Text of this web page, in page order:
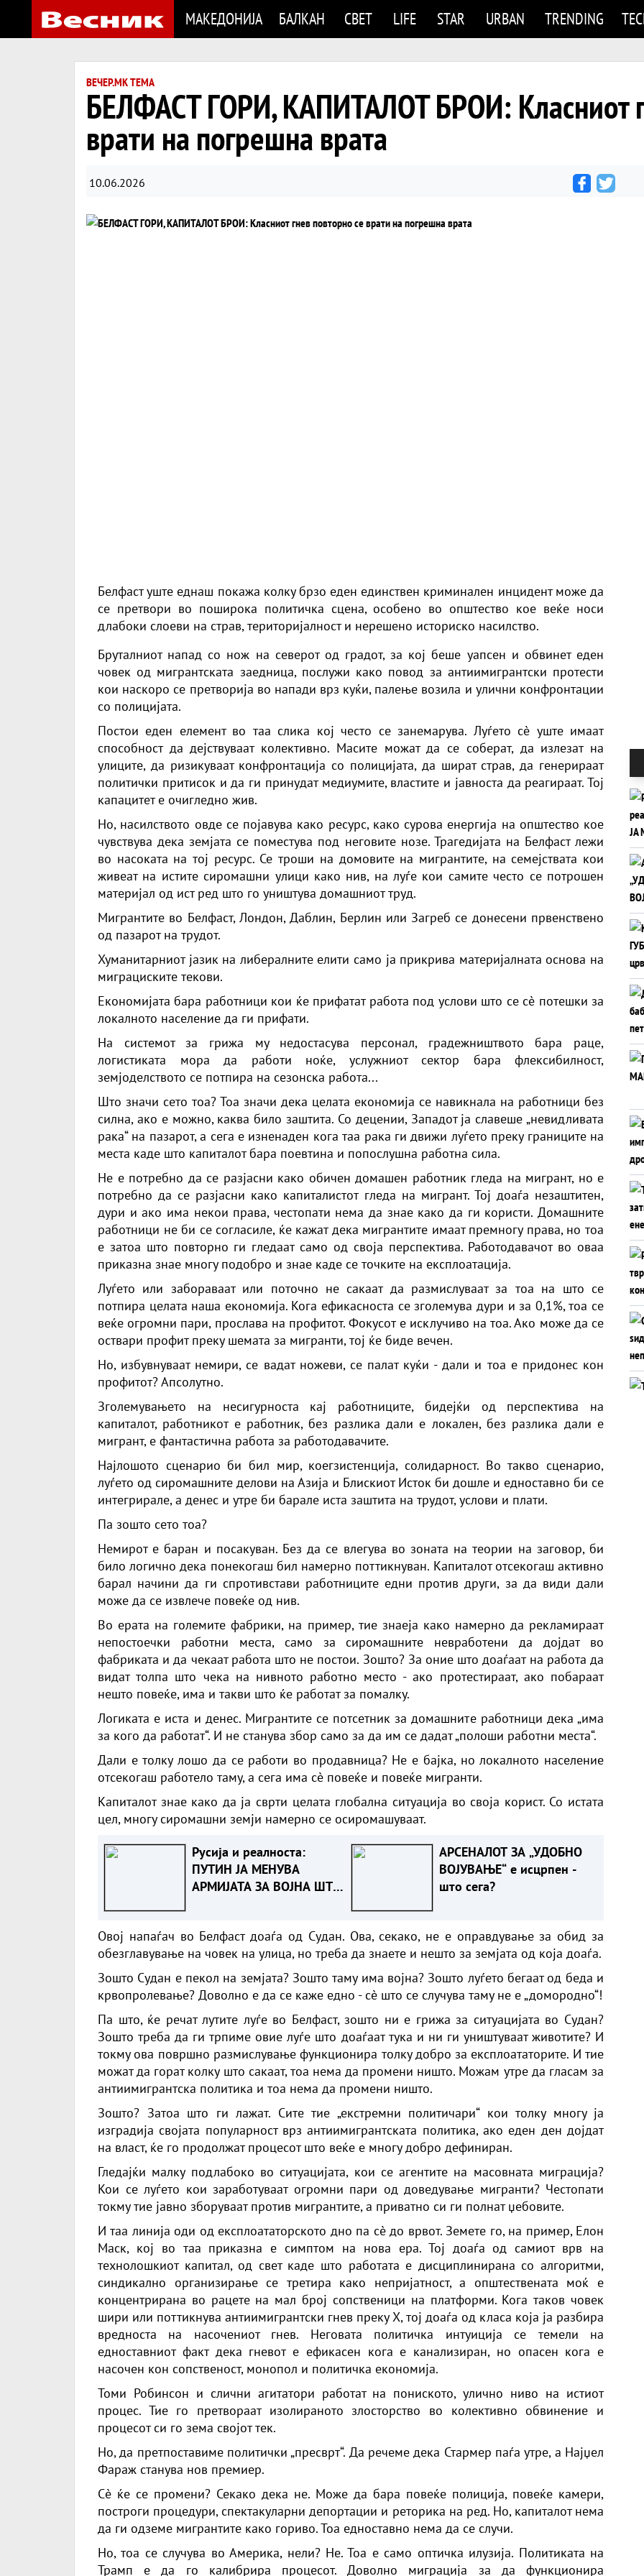
МАКЕДОНИЈА БАЛКАН СВЕТ LIFE STAR URBAN TRENDING
ВЕЧЕР.МК ТЕМА
БЕЛФАСТ ГОРИ, КАПИТАЛОТ БРОИ: Класниот
врати на погрешна врата
10.06.2026
Белфаст уште еднаш покажа колку брзо еден единствен криминален инцидент може да
се претвори во поширока политичка сцена, особено во општество кое веќе носи
длабоки слоеви на страв, територијалност и нерешено историско насилство.
Бруталниот напад со нож на северот од градот, за кој беше уапсен и обвинет еден
човек од мигрантската заедница, послужи како повод за антиимигрантски протести
кои наскоро се претворија во напади врз куќи, палење возила и улични конфронтации
со полицијата.
Постои еден елемент во таа слика кој често се занемарува. Луѓето сè уште имаат
способност да дејствуваат колективно. Масите можат да се соберат, да излезат на
улиците, да ризикуваат конфронтација со полицијата, да шират страв, да генерираат
политички притисок и да ги принудат медиумите, властите и јавноста да реагираат. Тој
капацитет е очигледно жив.
Но, насилството овде се појавува како ресурс, како сурова енергија на општество кое
чувствува дека земјата се поместува под неговите нозе. Трагедијата на Белфаст лежи
во насоката на тој ресурс. Се троши на домовите на мигрантите, на семејствата кои
живеат на истите сиромашни улици како нив, на луѓе кои самите често се потрошен
материјал од ист ред што го уништува домашниот труд.
Мигрантите во Белфаст, Лондон, Даблин, Берлин или Загреб се донесени првенствено
од пазарот на трудот.
Хуманитарниот јазик на либералните елити само ја прикрива материјалната основа на
миграциските текови.
Економијата бара работници кои ќе прифатат работа под услови што се сè потешки за
локалното население да ги прифати.
На системот за грижа му недостасува персонал, градежништвото бара раце,
логистиката мора да работи ноќе, услужниот сектор бара флексибилност,
земјоделството се потпира на сезонска работа...
Што значи сето тоа? Тоа значи дека целата економија се навикнала на работници без
силна, ако е можно, каква било заштита. Со децении, Западот ја славеше „невидливата
рака“ на пазарот, а сега е изненаден кога таа рака ги движи луѓето преку границите на
места каде што капиталот бара поевтина и попослушна работна сила.
Не е потребно да се разјасни како обичен домашен работник гледа на мигрант, но е
потребно да се разјасни како капиталистот гледа на мигрант. Тој доаѓа незаштитен,
дури и ако има некои права, честопати нема да знае како да ги користи. Домашните
работници не би се согласиле, ќе кажат дека мигрантите имаат премногу права, но тоа
е затоа што повторно ги гледаат само од своја перспектива. Работодавачот во оваа
приказна знае многу подобро и знае каде се точките на експлоатација.
Луѓето или забораваат или поточно не сакаат да размислуваат за тоа на што се
потпира целата наша економија. Кога ефикасноста се зголемува дури и за 0,1%, тоа се
веќе огромни пари, прослава на профитот. Фокусот е исклучиво на тоа. Ако може да се
оствари профит преку шемата за мигранти, тој ќе биде вечен.
Но, избувнуваат немири, се вадат ножеви, се палат куќи - дали и тоа е придонес кон
профитот? Апсолутно.
Зголемувањето на несигурноста кај работниците, бидејќи од перспектива на
капиталот, работникот е работник, без разлика дали е локален, без разлика дали е
мигрант, е фантастична работа за работодавачите.
Најлошото сценарио би бил мир, коегзистенција, солидарност. Во такво сценарио,
луѓето од сиромашните делови на Азија и Блискиот Исток би дошле и едноставно би се
интегрирале, а денес и утре би барале иста заштита на трудот, услови и плати.
Па зошто сето тоа?
Немирот е баран и посакуван. Без да се влегува во зоната на теории на заговор, би
било логично дека понекогаш бил намерно поттикнуван. Капиталот отсекогаш активно
барал начини да ги спротивстави работниците едни против други, за да види дали
може да се извлече повеќе од нив.
Во ерата на големите фабрики, на пример, тие знаеја како намерно да рекламираат
непостоечки работни места, само за сиромашните невработени да дојдат во
фабриката и да чекаат работа што не постои. Зошто? За оние што доаѓаат на работа да
видат толпа што чека на нивното работно место - ако протестираат, ако побараат
нешто повеќе, има и такви што ќе работат за помалку.
Логиката е иста и денес. Мигрантите се потсетник за домашните работници дека „има
за кого да работат“. И не станува збор само за да им се дадат „полоши работни места“.
Дали е толку лошо да се работи во продавница? Не е бајка, но локалното население
отсекогаш работело таму, а сега има сè повеќе и повеќе мигранти.
Капиталот знае како да ја сврти целата глобална ситуација во своја корист. Со истата
цел, многу сиромашни земји намерно се осиромашуваат.
Русија и реалноста:
ПУТИН ЈА МЕНУВА
АРМИЈАТА ЗА ВОЈНА ШТО
АРСЕНАЛОТ ЗА „УДОБНО
ВОЈУВАЊЕ“ е исцрпен -
што сега?
Овој напаѓач во Белфаст доаѓа од Судан. Ова, секако, не е оправдување за обид за
обезглавување на човек на улица, но треба да знаете и нешто за земјата од која доаѓа.
Зошто Судан е пекол на земјата? Зошто таму има војна? Зошто луѓето бегаат од беда и
крвопролевање? Доволно е да се каже едно - сè што се случува таму не е „домородно“!
Па што, ќе речат лутите луѓе во Белфаст, зошто ни е грижа за ситуацијата во Судан?
Зошто треба да ги трпиме овие луѓе што доаѓаат тука и ни ги уништуваат животите? И
токму ова површно размислување функционира толку добро за експлоататорите. И тие
можат да горат колку што сакаат, тоа нема да промени ништо. Можам утре да гласам за
антиимигрантска политика и тоа нема да промени ништо.
Зошто? Затоа што ги лажат. Сите тие „екстремни политичари“ кои толку многу ја
изградија својата популарност врз антиимигрантската политика, ако еден ден дојдат
на власт, ќе го продолжат процесот што веќе е многу добро дефиниран.
Гледајќи малку подлабоко во ситуацијата, кои се агентите на масовната миграција?
Кои се луѓето кои заработуваат огромни пари од доведување мигранти? Честопати
токму тие јавно зборуваат против мигрантите, а приватно си ги полнат џебовите.
И таа линија оди од експлоататорското дно па сè до врвот. Земете го, на пример, Елон
Маск, кој во таа приказна е симптом на нова ера. Тој доаѓа од самиот врв на
технолошкиот капитал, од свет каде што работата е дисциплинирана со алгоритми,
синдикално организирање се третира како непријатност, а општествената моќ е
концентрирана во рацете на мал број сопственици на платформи. Кога таков човек
шири или поттикнува антиимигрантски гнев преку X, тој доаѓа од класа која ја разбира
вредноста на насочениот гнев. Неговата политичка интуиција се темели на
едноставниот факт дека гневот е ефикасен кога е канализиран, но опасен кога е
насочен кон сопственост, монопол и политичка економија.
Томи Робинсон и слични агитатори работат на пониското, улично ниво на истиот
процес. Тие го претвораат изолираното злосторство во колективно обвинение и
процесот си го зема својот тек.
Но, да претпоставиме политички „пресврт“. Да речеме дека Стармер паѓа утре, а Најџел
Фараж станува нов премиер.
Сè ќе се промени? Секако дека не. Може да бара повеќе полиција, повеќе камери,
построги процедури, спектакуларни депортации и реторика на ред. Но, капиталот нема
да ги одземе мигрантите како гориво. Тоа едноставно нема да се случи.
Но, тоа се случува во Америка, нели? Не. Тоа е само оптичка илузија. Политиката на
Трамп е да го калибрира процесот. Доволно миграција за да функционира